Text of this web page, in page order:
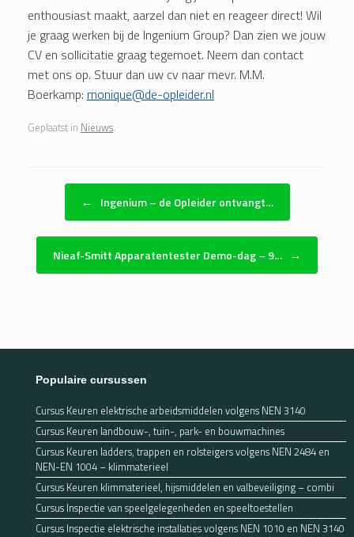
enthousiast maakt, aarzel dan niet en reageer direct! Wil
je graag werken bij de Ingenium Group? Dan zien we jouw
CV en sollicitatie graag tegemoet. Neem dan contact
met ons op. Stuur dan uw cv naar mevr. M.M.
Boerkamp: monique@de-opleider.nl
Geplaatst in Nieuws.
Bericht navigatie
← Ingenium – de Opleider ontvangt…
Nieaf-Smitt Apparatentester Demo-dag – 9… →
Populaire cursussen
Cursus Keuren elektrische arbeidsmiddelen volgens NEN 3140
Cursus Keuren landbouw-, tuin-, park- en bouwmachines
Cursus Keuren ladders, trappen en rolsteigers volgens NEN 2484 en
NEN-EN 1004 – klimmaterieel
Cursus Keuren klimmaterieel, hijsmiddelen en valbeveiliging – combi
Cursus Inspectie van speelgelegenheden en speeltoestellen
Cursus Inspectie elektrische installaties volgens NEN 1010 en NEN 3140